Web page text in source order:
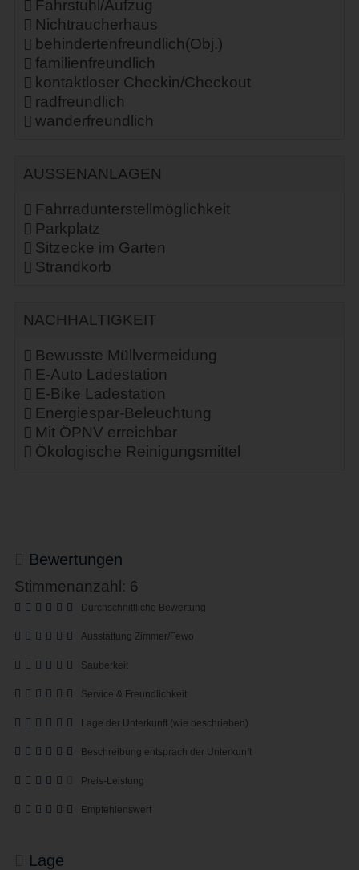
Fahrstuhl/Aufzug
Nichtraucherhaus
behindertenfreundlich(Obj.)
familienfreundlich
kontaktloser Checkin/Checkout
radfreundlich
wanderfreundlich
AUSSENANLAGEN
Fahrradunterstellmöglichkeit
Parkplatz
Sitzecke im Garten
Strandkorb
NACHHALTIGKEIT
Bewusste Müllvermeidung
E-Auto Ladestation
E-Bike Ladestation
Energiespar-Beleuchtung
Mit ÖPNV erreichbar
Ökologische Reinigungsmittel
Bewertungen
Stimmenanzahl: 6
Durchschnittliche Bewertung
Ausstattung Zimmer/Fewo
Sauberkeit
Service & Freundlichkeit
Lage der Unterkunft (wie beschrieben)
Beschreibung entsprach der Unterkunft
Preis-Leistung
Empfehlenswert
Lage